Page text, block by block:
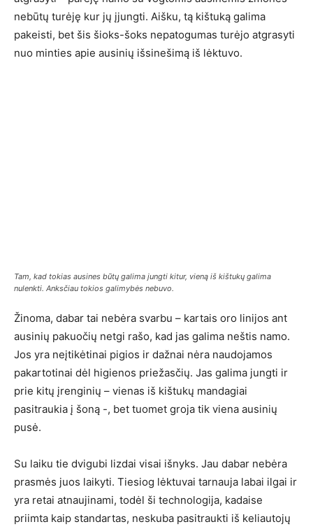
nebūtų turėję kur jų įjungti. Aišku, tą kištuką galima
pakeisti, bet šis šioks-šoks nepatogumas turėjo atgrasyti
nuo minties apie ausinių išsinešimą iš lėktuvo.
Tam, kad tokias ausines būtų galima jungti kitur, vieną iš kištukų galima
nulenkti. Anksčiau tokios galimybės nebuvo.
Žinoma, dabar tai nebėra svarbu – kartais oro linijos ant
ausinių pakuočių netgi rašo, kad jas galima neštis namo.
Jos yra neįtikėtinai pigios ir dažnai nėra naudojamos
pakartotinai dėl higienos priežasčių. Jas galima jungti ir
prie kitų įrenginių – vienas iš kištukų mandagiai
pasitraukia į šoną -, bet tuomet groja tik viena ausinių
pusė.
Su laiku tie dvigubi lizdai visai išnyks. Jau dabar nebėra
prasmės juos laikyti. Tiesiog lėktuvai tarnauja labai ilgai ir
yra retai atnaujinami, todėl ši technologija, kadaise
priimta kaip standartas, neskuba pasitraukti iš keliautojų